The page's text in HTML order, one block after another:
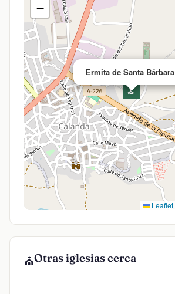
⛪
Ermita de Santa Bárbara
−
Leaflet
⛪Otras iglesias cerca